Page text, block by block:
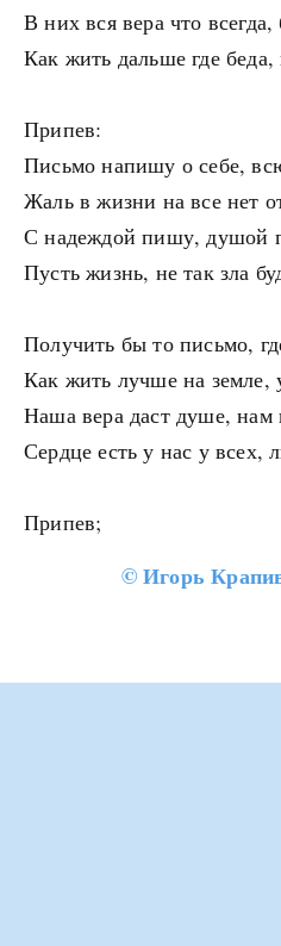
В них вся вера что
Как жить дальше где
Припев:
Письмо напишу о себе,
Жаль в жизни на все нет
С надеждой пишу, душой
Пусть жизнь, не так зла
Получить бы то письмо,
Как жить лучше на земле,
Наша вера даст душе, нам
Сердце есть у нас у всех,
Припев;
©Игорь